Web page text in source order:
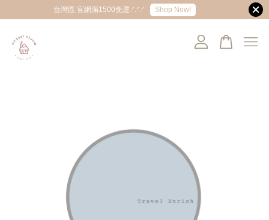
台灣區 官網滿1500免運.ᐟ.ᐟ.ᐟ Shop Now!
您的購物車目前還是空的。